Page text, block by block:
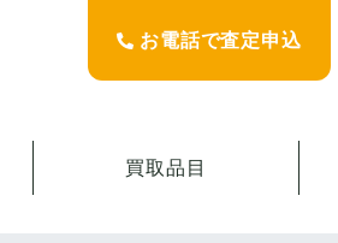
お電話で査定申込
買取品目